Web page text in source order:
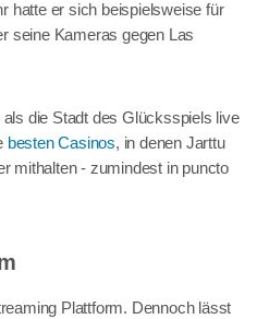
hatte er sich beispielsweise für
seine Kameras gegen Las
die Stadt des Glücksspiels live
besten Casinos, in denen Jarttu
mithalten - zumindest in puncto
Plattform. Dennoch lässt